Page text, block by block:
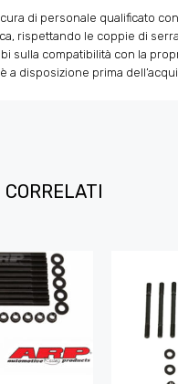
di personale qualificato
rispettando le coppie di
sulla compatibilità con la
a disposizione prima